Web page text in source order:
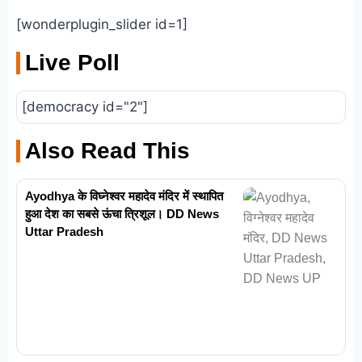
[wonderplugin_slider id=1]
Live Poll
[democracy id="2"]
Also Read This
Ayodhya के विघ्नेश्वर महादेव मंदिर में स्थापित
हुआ देश का सबसे ऊंचा त्रिशूल। DD News
Uttar Pradesh